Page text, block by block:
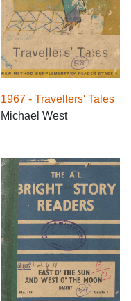
1967 - Travellers' Tales
Michael West